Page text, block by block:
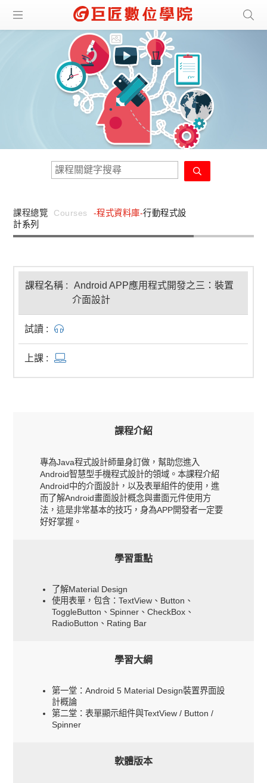
課程總覽 Courses -程式資料庫-行動程式設
計系列
Android APP應用程式開發之三：裝置
介面設計
課程介紹
專為Java程式設計師量身訂做，幫助您進入
Android智慧型手機程式設計的領域。本課程介紹
Android中的介面設計，以及表單組件的使用，進
而了解Android畫面設計概念與畫面元件使用方
法，這是非常基本的技巧，身為APP開發者一定要
好好掌握。
學習重點
了解Material Design
使用表單，包含：TextView、Button、
ToggleButton、Spinner、CheckBox、
RadioButton、Rating Bar
學習大綱
第一堂：Android 5 Material Design裝置界面設
計概論
第二堂：表單顯示組件與TextView / Button /
Spinner
軟體版本